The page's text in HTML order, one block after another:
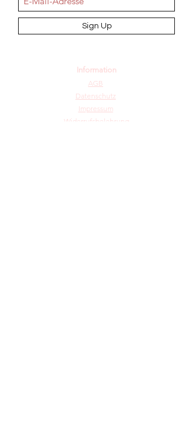
Sign Up
Information
AGB
Datenschutz
Impressum
Widerrufsbelehrung